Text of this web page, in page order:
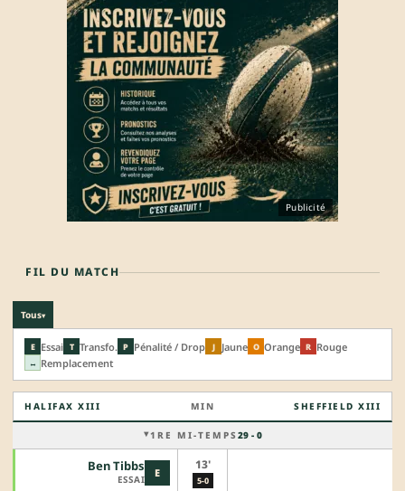
Publicité
FIL DU MATCH
Tous▾
E Essai T Transfo. P Pénalité / Drop J Jaune O Orange R Rouge
↔ Remplacement
HALIFAX XIII MIN SHEFFIELD XIII
1RE MI-TEMPS 29 - 0
E
Ben Tibbs
ESSAI
13'
5-0